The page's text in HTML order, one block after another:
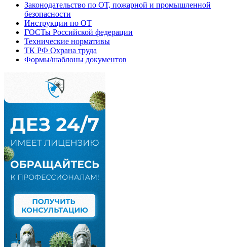
Законодательство по ОТ, пожарной и промышленной
безопасности
Инструкции по ОТ
ГОСТы Российской федерации
Технические нормативы
ТК РФ Охрана труда
Формы/шаблоны документов